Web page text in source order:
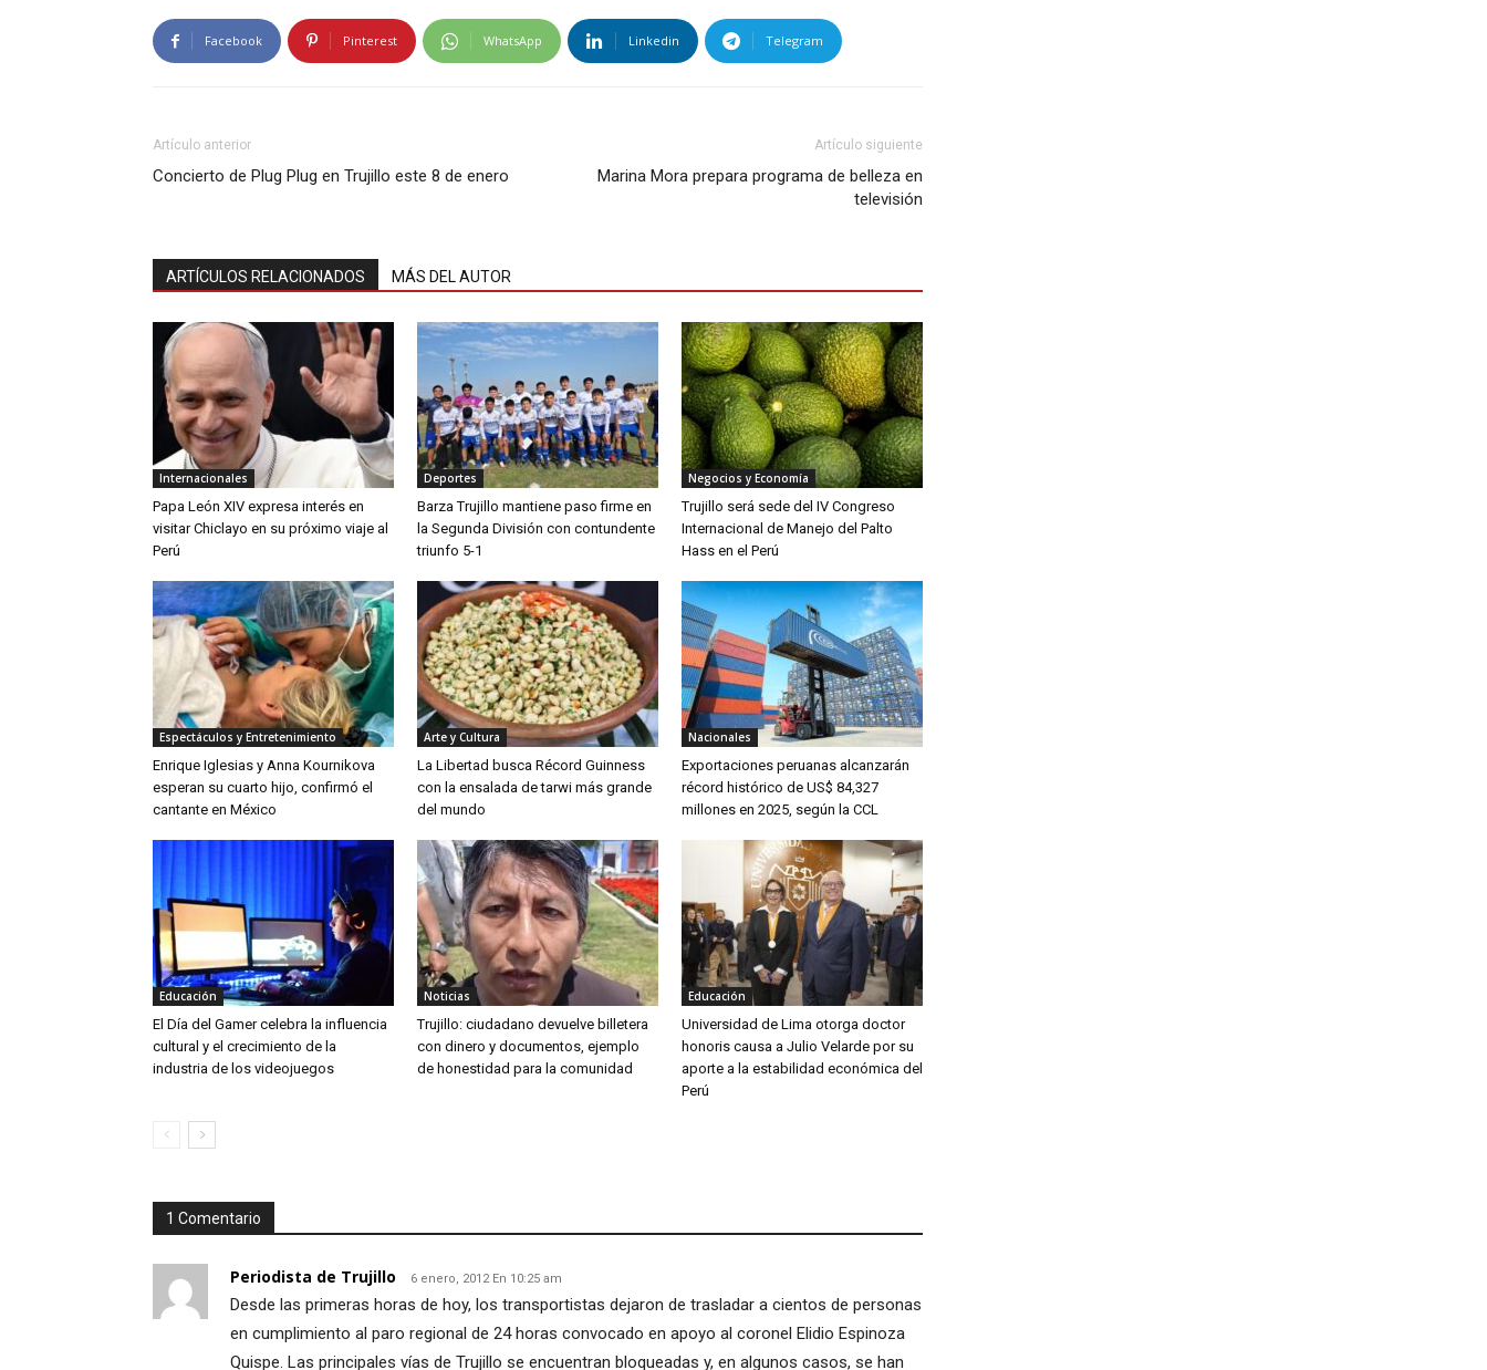
Facebook Pinterest WhatsApp Linkedin Telegram
Artículo anterior
Concierto de Plug Plug en Trujillo este 8 de enero
Artículo siguiente
Marina Mora prepara programa de belleza en
televisión
ARTÍCULOS RELACIONADOS MÁS DEL AUTOR
Internacionales
Papa León XIV expresa interés en
visitar Chiclayo en su próximo viaje al
Perú
Deportes
Barza Trujillo mantiene paso firme en
la Segunda División con contundente
triunfo 5-1
Negocios y Economía
Trujillo será sede del IV Congreso
Internacional de Manejo del Palto
Hass en el Perú
Espectáculos y Entretenimiento
Enrique Iglesias y Anna Kournikova
esperan su cuarto hijo, confirmó el
cantante en México
Arte y Cultura
La Libertad busca Récord Guinness
con la ensalada de tarwi más grande
del mundo
Nacionales
Exportaciones peruanas alcanzarán
récord histórico de US$ 84,327
millones en 2025, según la CCL
Educación
El Día del Gamer celebra la influencia
cultural y el crecimiento de la
industria de los videojuegos
Noticias
Trujillo: ciudadano devuelve billetera
con dinero y documentos, ejemplo
de honestidad para la comunidad
Educación
Universidad de Lima otorga doctor
honoris causa a Julio Velarde por su
aporte a la estabilidad económica del
Perú
1 Comentario
Periodista de Trujillo 6 enero, 2012 En 10:25 am
Desde las primeras horas de hoy, los transportistas dejaron de trasladar a cientos de personas
en cumplimiento al paro regional de 24 horas convocado en apoyo al coronel Elidio Espinoza
Quispe. Las principales vías de Trujillo se encuentran bloqueadas y, en algunos casos, se han